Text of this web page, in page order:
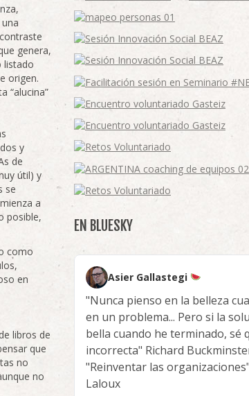
genera,
listado
origen.
“alucina”
y
de
útil) y
se
a
posible,
como
en
libros de
que
no
no
EN BLUESKY
Asier Gallastegi
"Nunca pienso en la belleza
en un problema... Pero si la
bella cuando he terminado, sé
incorrecta" Richard
"Reinventar las
Laloux